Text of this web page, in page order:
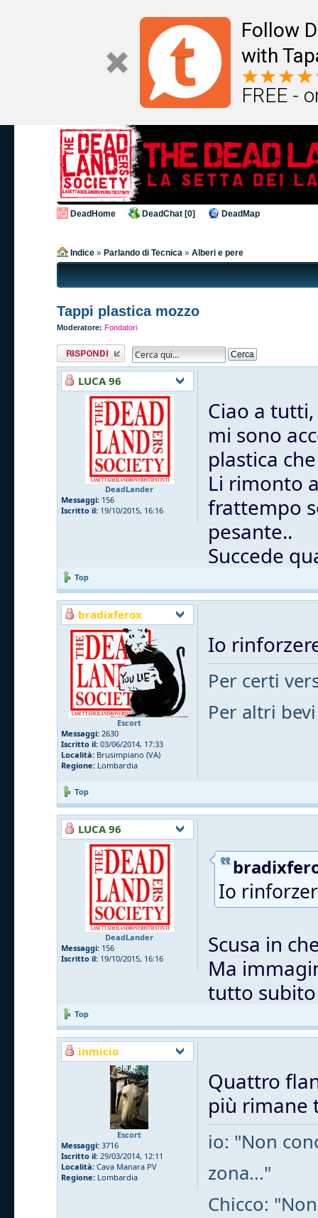
Follow
with
FREE -
DeadHome DeadChat [0] DeadMap
Indice » Parlando di Tecnica » Alberi e pere
Tappi plastica mozzo
Moderatore: Fondatori
Rispondi al
messaggio
LUCA 96
DeadLander
Messaggi: 156
Iscritto il: 19/10/2015, 16:16
Ciao a tutti,
mi sono
plastica
Li rimonto
frattempo
pesante..
Succede
Top
bradixferox
Escort
Messaggi: 2630
Iscritto il: 03/06/2014, 17:33
Località: Brusimpiano (VA)
Regione: Lombardia
Io
Per certi
Per altri bevi
Top
LUCA 96
DeadLander
Messaggi: 156
Iscritto il: 19/10/2015, 16:16
Io
Scusa in
Ma
tutto
Top
inmicio
Escort
Messaggi: 3716
Iscritto il: 29/03/2014, 12:11
Località: Cava Manara PV
Regione: Lombardia
Quattro
più rimane
io: "Non
zona..."
Chicco: